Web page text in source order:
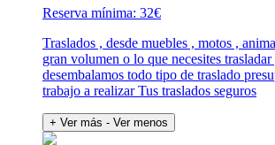
Reserva mínima: 32€
Traslados , desde muebles , motos ,
gran volumen o lo que necesites
desembalamos todo tipo de traslado
trabajo a realizar Tus traslados seguros
+ Ver más - Ver menos